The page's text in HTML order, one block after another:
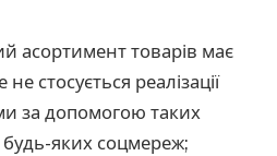
асортимент товарів має
стосується реалізації
за допомогою таких
яких соцмереж;